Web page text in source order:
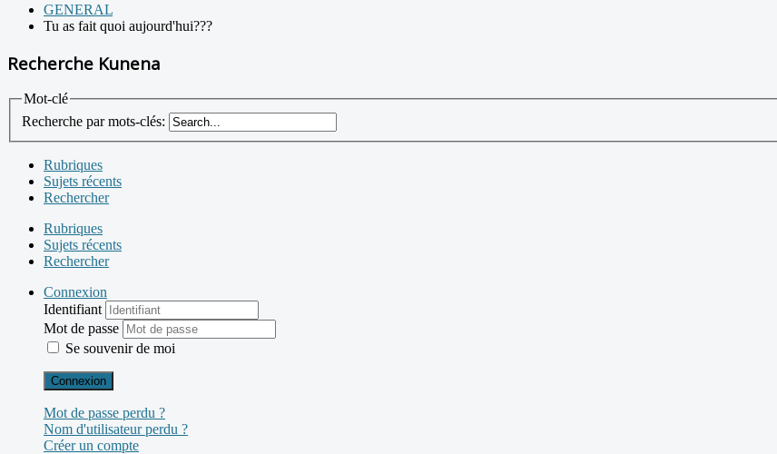
GENERAL
Tu as fait quoi aujourd'hui???
Recherche Kunena
Mot-clé
Recherche par mots-clés:
Rubriques
Sujets récents
Rechercher
Rubriques
Sujets récents
Rechercher
Connexion
Identifiant
Mot de passe
Se souvenir de moi
Connexion
Mot de passe perdu ?
Nom d'utilisateur perdu ?
Créer un compte